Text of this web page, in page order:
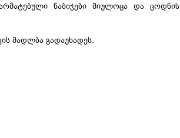
ნაბიჯები მიულოცა და ცოდნის
მადლბა გადაუხადეს.